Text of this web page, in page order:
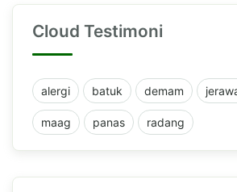
Cloud Testimoni
alergi batuk demam
maag panas radang